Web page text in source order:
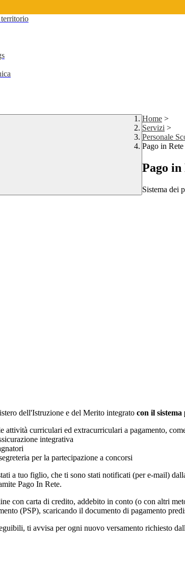
territorio
Home >
Servizi >
Personale
Pago in Rete
Pago in
Sistema dei
dell'Istruzione e del Merito integrato con il sistema
attività curriculari ed extracurriculari a pagamento,
integrativa
per la partecipazione a concorsi
a tuo figlio, che ti sono stati notificati (per e-mail)
Pago In Rete.
con carta di credito, addebito in conto (o con altri
(PSP), scaricando il documento di pagamento
ti avvisa per ogni nuovo versamento richiesto